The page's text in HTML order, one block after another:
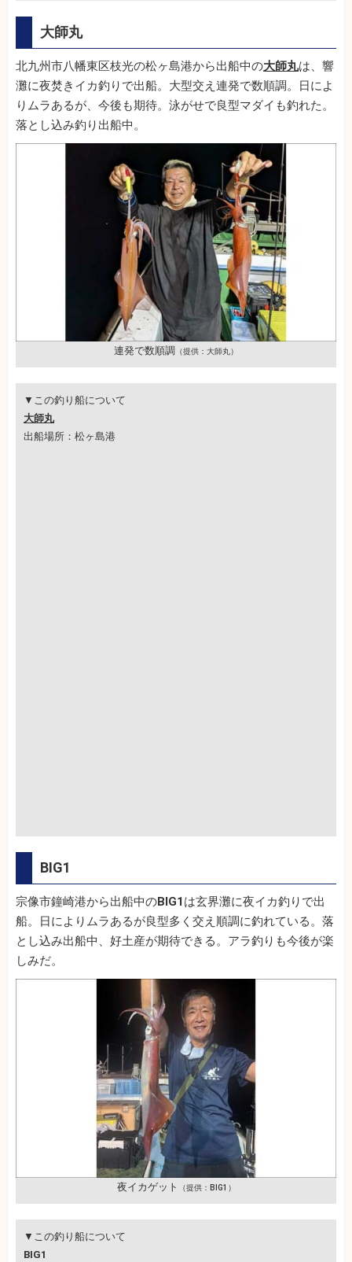
大師丸
北九州市八幡東区枝光の松ヶ島港から出船中の大師丸は、響
灘に夜焚きイカ釣りで出船。大型交え連発で数順調。日によ
りムラあるが、今後も期待。泳がせで良型マダイも釣れた。
落とし込み釣り出船中。
連発で数順調 （提供：大師丸）
▼この釣り船について
大師丸
出船場所：松ヶ島港
BIG1
宗像市鐘崎港から出船中のBIG1 は玄界灘に夜イカ釣りで出
船。日によりムラあるが良型多く交え順調に釣れている。落
とし込み出船中、好土産が期待できる。アラ釣りも今後が楽
しみだ。
夜イカゲット （提供：BIG1）
▼この釣り船について
BIG1